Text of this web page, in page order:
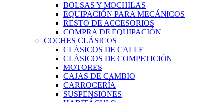
BOLSAS Y MOCHILAS
EQUIPACIÓN PARA MECÁNICOS
RESTO DE ACCESORIOS
COMPRA DE EQUIPACIÓN
COCHES CLÁSICOS
CLÁSICOS DE CALLE
CLÁSICOS DE COMPETICIÓN
MOTORES
CAJAS DE CAMBIO
CARROCERÍA
SUSPENSIONES